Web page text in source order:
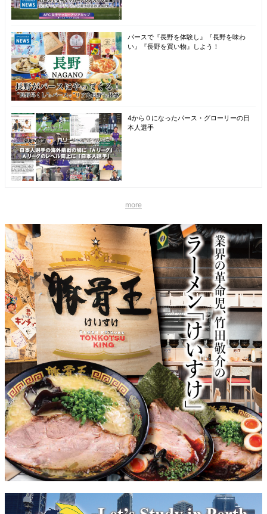
パースで『長野を体験し』『長野を味わ
い』『長野を買い物』しよう！
4から０になったパース・グローリーの日
本人選手
more